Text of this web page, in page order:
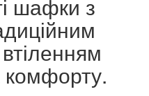
шафки з
комфорту.